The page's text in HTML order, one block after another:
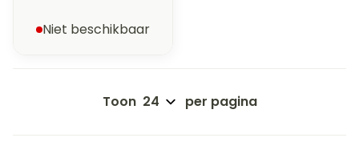
Niet beschikbaar
Toon per pagina